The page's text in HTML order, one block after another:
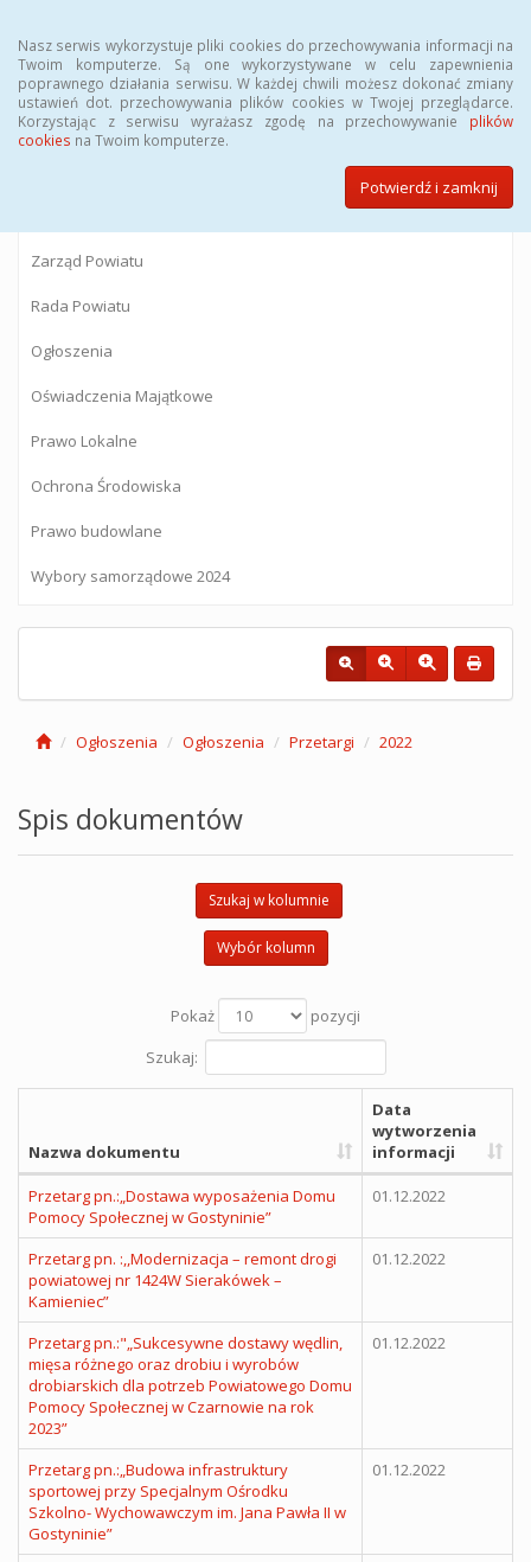
Nasz serwis wykorzystuje pliki cookies do przechowywania informacji na
Twoim komputerze. Są one wykorzystywane w celu zapewnienia
poprawnego działania serwisu. W każdej chwili możesz dokonać zmiany
ustawień dot. przechowywania plików cookies w Twojej przeglądarce.
Korzystając z serwisu wyrażasz zgodę na przechowywanie plików
cookies na Twoim komputerze.
Potwierdź i zamknij
BIULETYN INFORMACJI PUBLICZNEJ
Starostwa Powiatowego w Gostyninie
Zarząd Powiatu
Rada Powiatu
Ogłoszenia
Oświadczenia Majątkowe
Prawo Lokalne
Ochrona Środowiska
Prawo budowlane
Wybory samorządowe 2024
Ogłoszenia Ogłoszenia Przetargi 2022
Spis dokumentów
Szukaj w kolumnie
Wybór kolumn
Pokaż
pozycji
Szukaj:
Nazwa dokumentu
Data
wytworzenia
informacji
Przetarg pn.:„Dostawa wyposażenia Domu
Pomocy Społecznej w Gostyninie”
01.12.2022
Przetarg pn. :,,Modernizacja – remont drogi
powiatowej nr 1424W Sierakówek –
Kamieniec”
01.12.2022
Przetarg pn.:"„Sukcesywne dostawy wędlin,
mięsa różnego oraz drobiu i wyrobów
drobiarskich dla potrzeb Powiatowego Domu
Pomocy Społecznej w Czarnowie na rok
2023”
01.12.2022
Przetarg pn.:„Budowa infrastruktury
sportowej przy Specjalnym Ośrodku
Szkolno- Wychowawczym im. Jana Pawła II w
Gostyninie”
01.12.2022